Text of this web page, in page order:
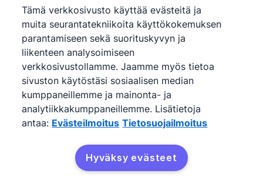
}]>}]}]
}]>}]}]
}]>}]}]
}]>}]}]
}]>}]}]
}]>}]}]
}]>}]}]
}]>}]}]
}]>}]}]
Tämä verkkosivusto käyttää evästeitä ja
muita seurantatekniikoita käyttökokemuksen
parantamiseen sekä suorituskyvyn ja
liikenteen analysoimiseen
verkkosivustollamme. Jaamme myös tietoa
sivuston käytöstäsi sosiaalisen median
kumppaneillemme ja mainonta- ja
analytiikkakumppaneillemme. Lisätietoja
antaa: Evästeilmoitus Tietosuojailmoitus
Hyväksy evästeet